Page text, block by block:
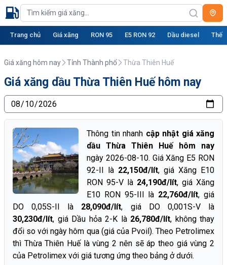
Trang chủ Giá xăng RON 95 E5 RON 92 Dầu diesel Thế
Giá xăng hôm nay Tỉnh Thành phố Thừa Thiên Huế
Giá xăng dầu Thừa Thiên Huế hôm nay
Thông tin nhanh cập nhật giá xăng
dầu Thừa Thiên Huế hôm nay
ngày 2026-08-10. Giá Xăng E5 RON
92-II là 22,150đ/lít, giá Xăng E10
RON 95-V là 24,190đ/lít, giá Xăng
E10 RON 95-III là 22,760đ/lít, giá
DO 0,05S-II là 28,090đ/lít, giá DO 0,001S-V là
30,230đ/lít, giá Dầu hỏa 2-K là 26,780đ/lít, không thay
đổi so với ngày hôm qua (giá của Pvoil). Theo Petrolimex
thì Thừa Thiên Huế là vùng 2 nên sẽ áp theo giá vùng 2
của Petrolimex với giá tương ứng theo bảng ở dưới.